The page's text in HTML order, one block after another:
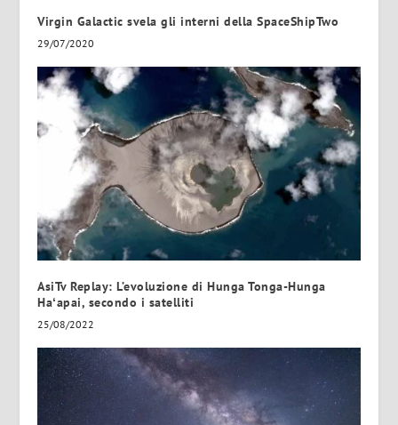
Virgin Galactic svela gli interni della SpaceShipTwo
29/07/2020
AsiTv Replay: L’evoluzione di Hunga Tonga-Hunga
Haʻapai, secondo i satelliti
25/08/2022